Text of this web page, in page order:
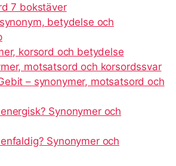
7 bokstäver
betydelse och
korsord och betydelse
motsatsord och korsordssvar
– synonymer, motsatsord och
Synonymer och
Synonymer och